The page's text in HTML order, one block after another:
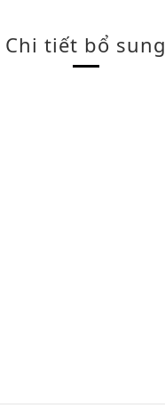
Chi tiết bổ sung